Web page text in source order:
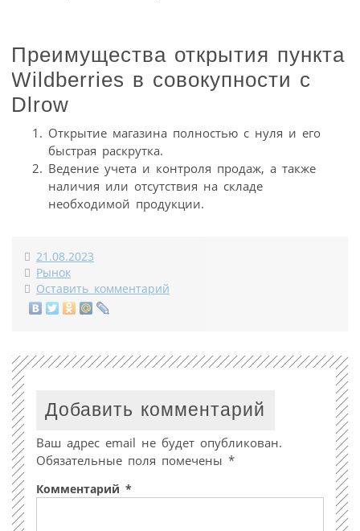
Преимущества открытия пункта
Wildberries в совокупности с
Dlrow
Открытие магазина полностью с нуля и его
быстрая раскрутка.
Ведение учета и контроля продаж, а также
наличия или отсутствия на складе
необходимой продукции.
21.08.2023
Рынок
Оставить комментарий
Добавить комментарий
Ваш адрес email не будет опубликован.
Обязательные поля помечены *
Комментарий *